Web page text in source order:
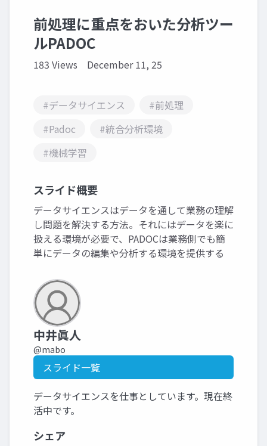
前処理に重点をおいた分析ツー
ルPADOC
183 Views December 11, 25
#データサイエンス
#前処理
#Padoc
#統合分析環境
#機械学習
スライド概要
データサイエンスはデータを通して業務の理解
し問題を解決する方法。それにはデータを楽に
扱える環境が必要で、PADOCは業務側でも簡
単にデータの編集や分析する環境を提供する
中井眞人
@mabo
スライド一覧
データサイエンスを仕事としています。現在終
活中です。
シェア